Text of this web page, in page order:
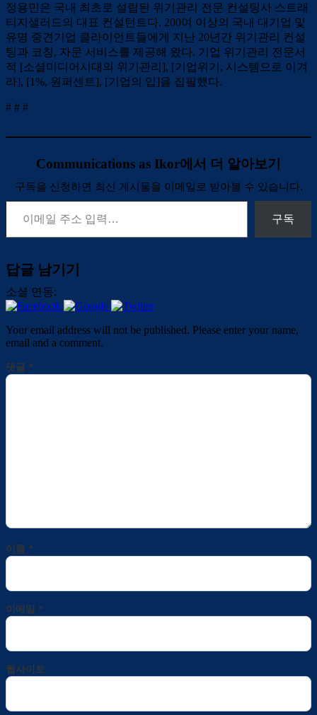
정용민은 국내 최초로 설립된 위기관리 전문 컨설팅사 스트래
티지샐러드의 대표 컨설턴트다. 200여 이상의 국내 대기업 및
유명 중견기업 클라이언트들에게 지난 20년간 위기관리 컨설
팅과 코칭, 자문 서비스를 제공해 왔다. 기업 위기관리 전문서
적 [소셜미디어시대의 위기관리], [기업위기, 시스템으로 이겨
라], [1%, 원퍼센트], [기업의 입]을 집필했다.
# # #
Communications as Ikor에서 더 알아보기
구독을 신청하면 최신 게시물을 이메일로 받아볼 수 있습니다.
이메일 주소 입력…
구독
답글 남기기
소셜 연동:
Your email address will not be published. Please enter your name,
email and a comment.
댓글 *
이름 *
이메일 *
웹사이트